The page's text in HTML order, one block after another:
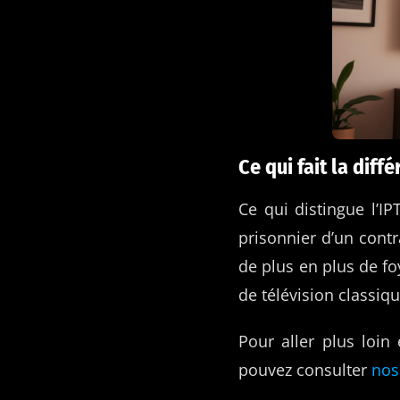
Ce qui fait la
Ce qui distingue
prisonnier d’un
de plus en plus de
de télévision
Pour aller plus loin
pouvez consulter